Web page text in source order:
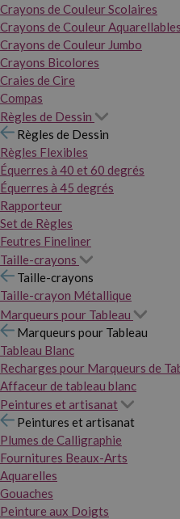
Crayons de Couleur Scolaires
Crayons de Couleur Aquarellables
Crayons de Couleur Jumbo
Crayons Bicolores
Craies de Cire
Compas
Règles de Dessin
Règles de Dessin
Règles Flexibles
Équerres à 40 et 60 degrés
Équerres à 45 degrés
Rapporteur
Set de Règles
Feutres Fineliner
Taille-crayons
Taille-crayons
Taille-crayon Métallique
Marqueurs pour Tableau
Marqueurs pour Tableau
Tableau Blanc
Recharges pour Marqueurs de
Affaceur de tableau blanc
Peintures et artisanat
Peintures et artisanat
Plumes de Calligraphie
Fournitures Beaux-Arts
Aquarelles
Gouaches
Peinture aux Doigts